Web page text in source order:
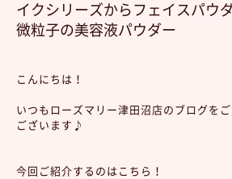
イクシリーズからフェイスパウ
微粒子の美容液パウダー
こんにちは！
いつもローズマリー津田沼店のブログを
ございます♪
今回ご紹介するのはこちら！